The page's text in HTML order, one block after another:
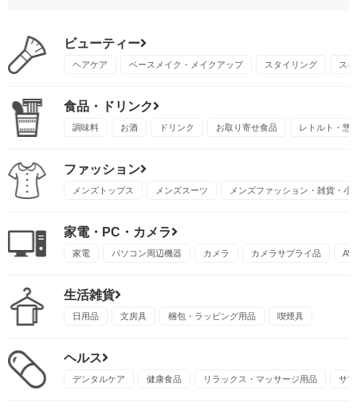
ビューティー
ヘアケア ベースメイク・メイクアップ スタイリング ス
食品・ドリンク
調味料 お酒 ドリンク お取り寄せ食品 レトルト・惣
ファッション
メンズトップス メンズスーツ メンズファッション・雑貨・小
家電・PC・カメラ
家電 パソコン周辺機器 カメラ カメラサプライ品 AV
生活雑貨
日用品 文房具 梱包・ラッピング用品 喫煙具
ヘルス
デンタルケア 健康食品 リラックス・マッサージ用品 サ